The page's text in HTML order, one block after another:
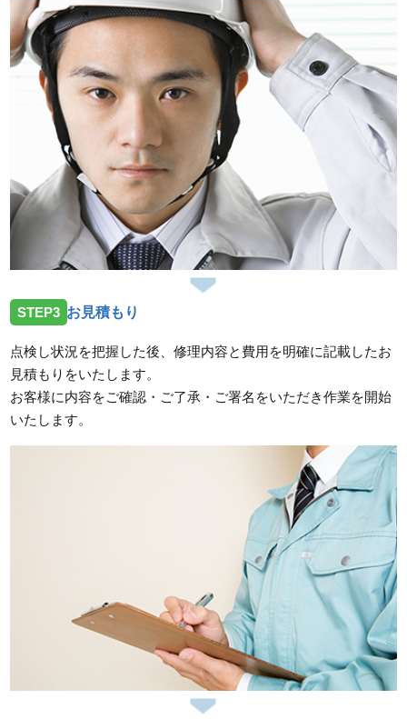
STEP3 お見積もり
点検し状況を把握した後、修理内容と費用を明確に記載したお
見積もりをいたします。
お客様に内容をご確認・ご了承・ご署名をいただき作業を開始
いたします。